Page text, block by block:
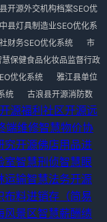
开源外交机构档案SEO优
县灯具制造业SEO优化系
财务SEO优化系统
市
保健食品化妆品监督行政
优化系统
雅江县单位
统
古浪县开源消防数
开源福利社区开源远
端维修智慧物价协
究开源佛店用品进
室智慧刑侦智慧眼
运输智慧法务开源
布料进销存（简易
风景区智慧薪酬绩